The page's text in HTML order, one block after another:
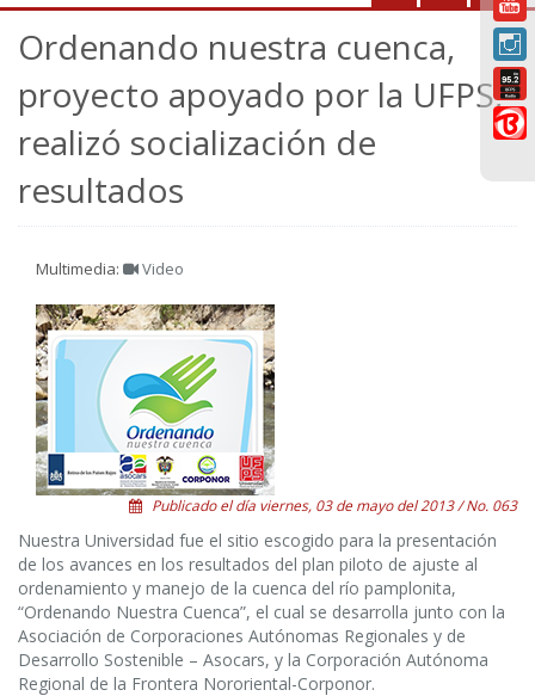
Ordenando nuestra cuenca,
proyecto apoyado por la UFPS,
realizó socialización de
resultados
Multimedia: Video
Publicado el día viernes, 03 de mayo del 2013 / No. 063
Nuestra Universidad fue el sitio escogido para la presentación
de los avances en los resultados del plan piloto de ajuste al
ordenamiento y manejo de la cuenca del río pamplonita,
“Ordenando Nuestra Cuenca”, el cual se desarrolla junto con la
Asociación de Corporaciones Autónomas Regionales y de
Desarrollo Sostenible – Asocars, y la Corporación Autónoma
Regional de la Frontera Nororiental-Corponor.